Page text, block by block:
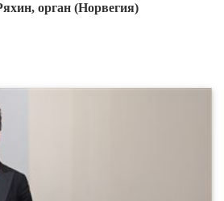
орган (Норвегия)